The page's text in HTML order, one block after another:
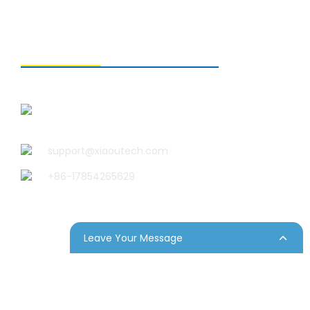
support@xiaoutech.com
+86-17854265629
Leave Your Message